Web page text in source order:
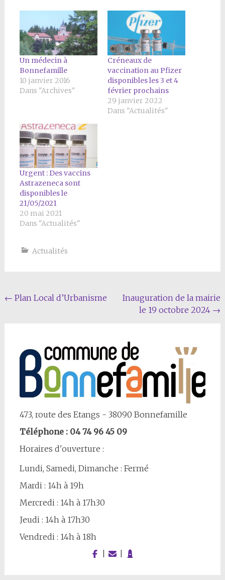
Un médecin à
Bonnefamille
10 janvier 2016
Dans "Archives"
Créneaux de
vaccination au Pfizer
disponibles les 3 et 4
février prochains
29 janvier 2022
Dans "Actualités"
Urgent : Des vaccins
Astrazeneca sont
disponibles le
21/05/2021
20 mai 2021
Dans "Actualités"
Actualités
Navigation
← Plan Local d’Urbanisme
Inauguration de la mairie
le 19 octobre 2024 →
473, route des Etangs - 38090 Bonnefamille
Téléphone : 04 74 96 45 09
Horaires d'ouverture :
Lundi, Samedi, Dimanche : Fermé
Mardi : 14h à 19h
Mercredi : 14h à 17h30
Jeudi : 14h à 17h30
Vendredi : 14h à 18h